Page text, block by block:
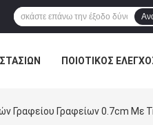
ΠΟΙΟΤΙΚΌΣ
Γραφείου Γραφείων 0.7cm Με